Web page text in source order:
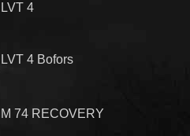
LVT 4
LVT 4 Bofors
M 74 RECOVERY